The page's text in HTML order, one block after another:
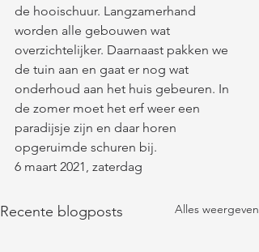
de hooischuur. Langzamerhand
worden alle gebouwen wat
overzichtelijker. Daarnaast pakken we
de tuin aan en gaat er nog wat
onderhoud aan het huis gebeuren. In
de zomer moet het erf weer een
paradijsje zijn en daar horen
opgeruimde schuren bij.
6 maart 2021, zaterdag
Recente blogposts Alles weergeven